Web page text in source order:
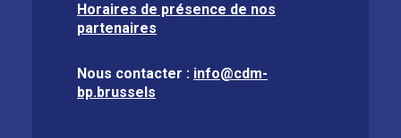
Horaires de présence de nos
partenaires
Nous contacter : info@cdm-
bp.brussels